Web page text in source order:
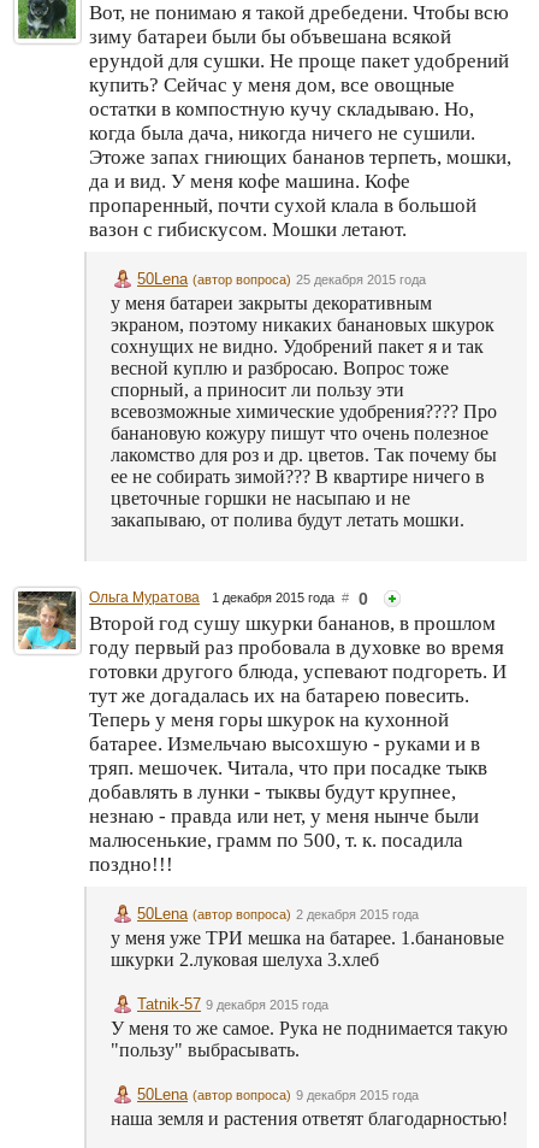
Вот, не понимаю я такой дребедени. Чтобы всю
зиму батареи были бы объвешана всякой
ерундой для сушки. Не проще пакет удобрений
купить? Сейчас у меня дом, все овощные
остатки в компостную кучу складываю. Но,
когда была дача, никогда ничего не сушили.
Этоже запах гниющих бананов терпеть, мошки,
да и вид. У меня кофе машина. Кофе
пропаренный, почти сухой клала в большой
вазон с гибискусом. Мошки летают.
50Lena (автор вопроса) 25 декабря 2015 года
у меня батареи закрыты декоративным
экраном, поэтому никаких банановых шкурок
сохнущих не видно. Удобрений пакет я и так
весной куплю и разбросаю. Вопрос тоже
спорный, а приносит ли пользу эти
всевозможные химические удобрения???? Про
банановую кожуру пишут что очень полезное
лакомство для роз и др. цветов. Так почему бы
ее не собирать зимой??? В квартире ничего в
цветочные горшки не насыпаю и не
закапываю, от полива будут летать мошки.
Ольга Муратова 1 декабря 2015 года # 0
Второй год сушу шкурки бананов, в прошлом
году первый раз пробовала в духовке во время
готовки другого блюда, успевают подгореть. И
тут же догадалась их на батарею повесить.
Теперь у меня горы шкурок на кухонной
батарее. Измельчаю высохшую - руками и в
тряп. мешочек. Читала, что при посадке тыкв
добавлять в лунки - тыквы будут крупнее,
незнаю - правда или нет, у меня нынче были
малюсенькие, грамм по 500, т. к. посадила
поздно!!!
50Lena (автор вопроса) 2 декабря 2015 года
у меня уже ТРИ мешка на батарее. 1.банановые
шкурки 2.луковая шелуха 3.хлеб
Tatnik-57 9 декабря 2015 года
У меня то же самое. Рука не поднимается такую
"пользу" выбрасывать.
50Lena (автор вопроса) 9 декабря 2015 года
наша земля и растения ответят благодарностью!